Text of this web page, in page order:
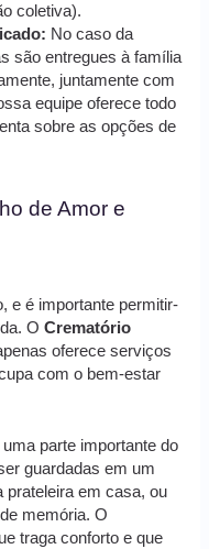
coletiva).
No caso da
são entregues à família
juntamente com
equipe oferece todo
sobre as opções de
de Amor e
e é importante permitir-
OCrematório
oferece serviços
com o bem-estar
parte importante do
guardadas em um
prateleira em casa, ou
memória. O
traga conforto e que